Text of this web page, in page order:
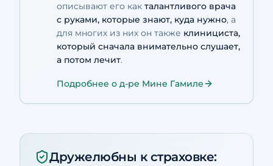
описывают его как талантливого врача
с руками, которые знают, куда нужно, а
для многих из них он также клинициста,
который сначала внимательно слушает,
а потом лечит.
Подробнее о д-ре Мине Гамиле
Дружелюбны к страховке: